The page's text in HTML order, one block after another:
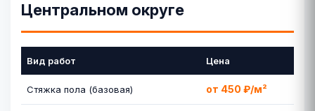
Центральном округе
Вид работ Цена
Стяжка пола (базовая) от 450 ₽/м²